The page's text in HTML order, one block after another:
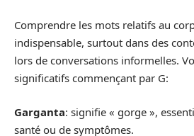
Comprendre les mots relatifs au
indispensable, surtout dans des
lors de conversations informelles.
significatifs commençant par G:
Garganta: signifie « gorge »,
santé ou de symptômes.